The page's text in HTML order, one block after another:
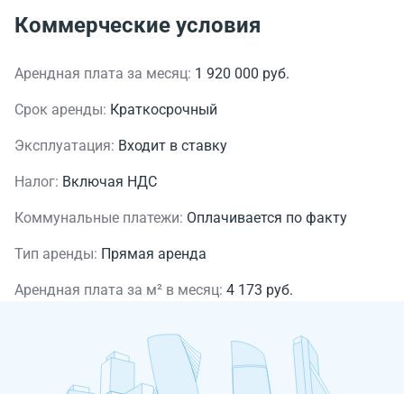
Коммерческие условия
Арендная плата за месяц: 1 920 000 руб.
Срок аренды: Краткосрочный
Эксплуатация: Входит в ставку
Налог: Включая НДС
Коммунальные платежи: Оплачивается по факту
Тип аренды: Прямая аренда
Арендная плата за м² в месяц: 4 173 руб.